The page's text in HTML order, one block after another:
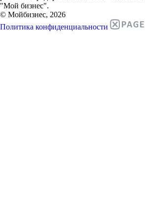
"Мой бизнес".
© Мойбизнес, 2026
Политика конфиденциальности